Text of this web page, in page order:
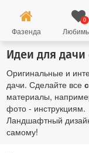
Фазенда
0
Идеи для
Оригинальные и
дачи. Сделайте все
материалы,
фото - инструкциям.
Ландшафтный
самому!